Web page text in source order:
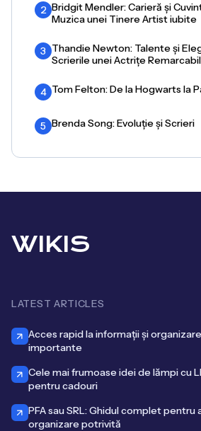
2 Bridgit Mendler: Carieră și
Muzica unei Tinere Artist iubite
3 Thandie Newton: Talente și
Scrierile unei Actrițe
4 Tom Felton: De la Hogwarts la
5 Brenda Song: Evoluție și Scrieri
WIKIS
LATEST ARTICLES
Acces rapid la informații și
importante
Cele mai frumoase idei de lămpi cu
pentru cadouri
PFA sau SRL: Ghidul complet
organizare potrivită